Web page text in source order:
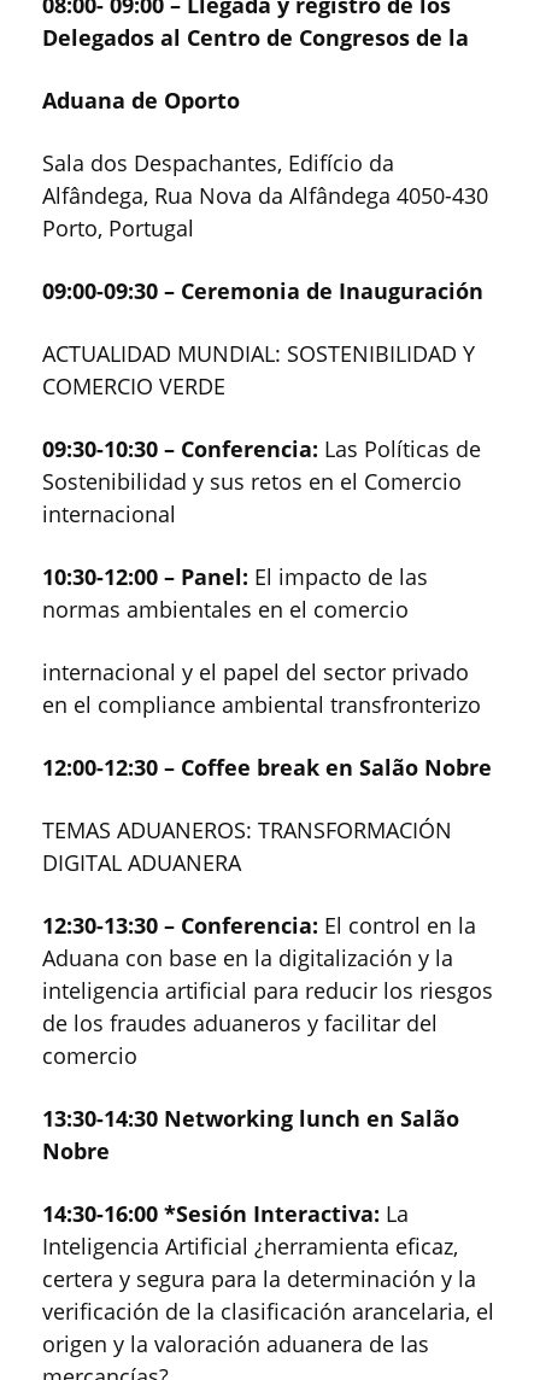
Delegados al Centro de Congresos de la
Aduana de Oporto
Sala dos Despachantes, Edifício da
Alfândega, Rua Nova da Alfândega 4050-430
Porto, Portugal
09:00-09:30 – Ceremonia de Inauguración
ACTUALIDAD MUNDIAL: SOSTENIBILIDAD Y
COMERCIO VERDE
09:30-10:30 – Conferencia: Las Políticas de
Sostenibilidad y sus retos en el Comercio
internacional
10:30-12:00 – Panel: El impacto de las
normas ambientales en el comercio
internacional y el papel del sector privado
en el compliance ambiental transfronterizo
12:00-12:30 – Coffee break en Salão Nobre
TEMAS ADUANEROS: TRANSFORMACIÓN
DIGITAL ADUANERA
12:30-13:30 – Conferencia: El control en la
Aduana con base en la digitalización y la
inteligencia artificial para reducir los riesgos
de los fraudes aduaneros y facilitar del
comercio
13:30-14:30 Networking lunch en Salão
Nobre
14:30-16:00 *Sesión Interactiva: La
Inteligencia Artificial ¿herramienta eficaz,
certera y segura para la determinación y la
verificación de la clasificación arancelaria, el
origen y la valoración aduanera de las